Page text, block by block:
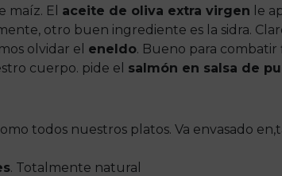
maíz. El aceite de oliva extra virgen le
otro buen ingrediente es la sidra.
olvidar el eneldo. Bueno para
cuerpo. pide el salmón en salsa de
todos nuestros platos. Va envasado
. Totalmente natural